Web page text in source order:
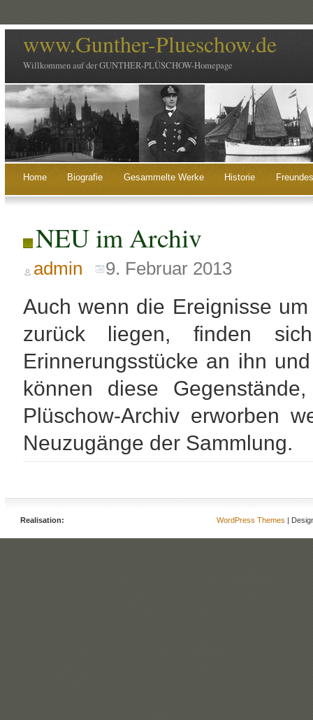
www.Gunther-Plueschow.de
Willkommen auf der GUNTHER-PLÜSCHOW-Homepage
Home Biografie Gesammelte Werke Historie
NEU im Archiv
admin 9. Februar 2013
Auch wenn die Ereignisse
zurück liegen, finden
Erinnerungsstücke an ihn
können diese
Plüschow-Archiv erworben
Neuzugänge der Sammlung.
Realisation: WordPress Themes |